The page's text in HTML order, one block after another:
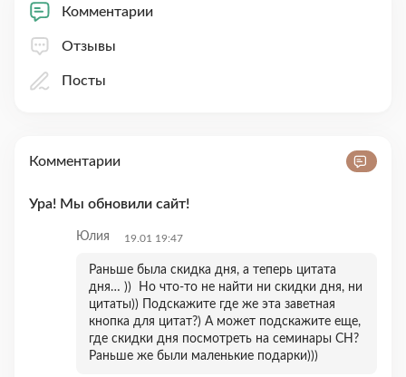
Комментарии
Отзывы
Посты
Комментарии
Ура! Мы обновили сайт!
Юлия 19.01 19:47
Раньше была скидка дня, а теперь цитата
дня… )) Но что-то не найти ни скидки дня, ни
цитаты)) Подскажите где же эта заветная
кнопка для цитат?) А может подскажите еще,
где скидки дня посмотреть на семинары СН?
Раньше же были маленькие подарки)))